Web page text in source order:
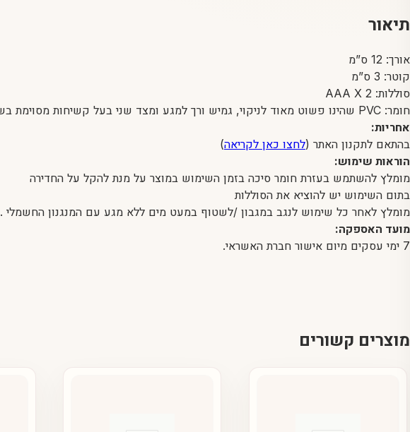
תיאור
אורך: 12 ס”מ
קוטר: 3 ס”מ
סוללות: AAA X 2
חומר: PVC שהינו פשוט מאוד לניקוי, גמיש ורך למגע ומצד שני בעל קשיחות מסוימת בשביל להעצים את הרטט.
אחריות:
בהתאם לתקנון האתר (לחצו כאן לקריאה)
הוראות שימוש:
מומלץ להשתמש בעזרת חומר סיכה בזמן השימוש במוצר על מנת להקל על החדירה
בתום השימוש יש להוציא את הסוללות
מומלץ לאחר כל שימוש לנגב במגבון /לשטוף במעט מים ללא מגע עם המנגנון החשמלי .
מועד האספקה:
7 ימי עסקים מיום אישור חברת האשראי.
מוצרים קשורים